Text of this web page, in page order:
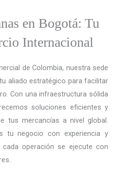
en Bogotá: Tu
Internacional
de Colombia, nuestra sede
aliado estratégico para facilitar
Con una infraestructura sólida
soluciones eficientes y
tus mercancías a nivel global.
tu negocio con experiencia y
operación se ejecute con